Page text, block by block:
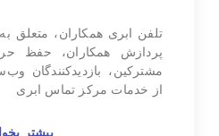
تلفن ابری همکاران،
پردازش همکاران، حفظ
مشترکین، بازدیدکنندگان
از خدمات مرکز تماس ابری
بیشتر